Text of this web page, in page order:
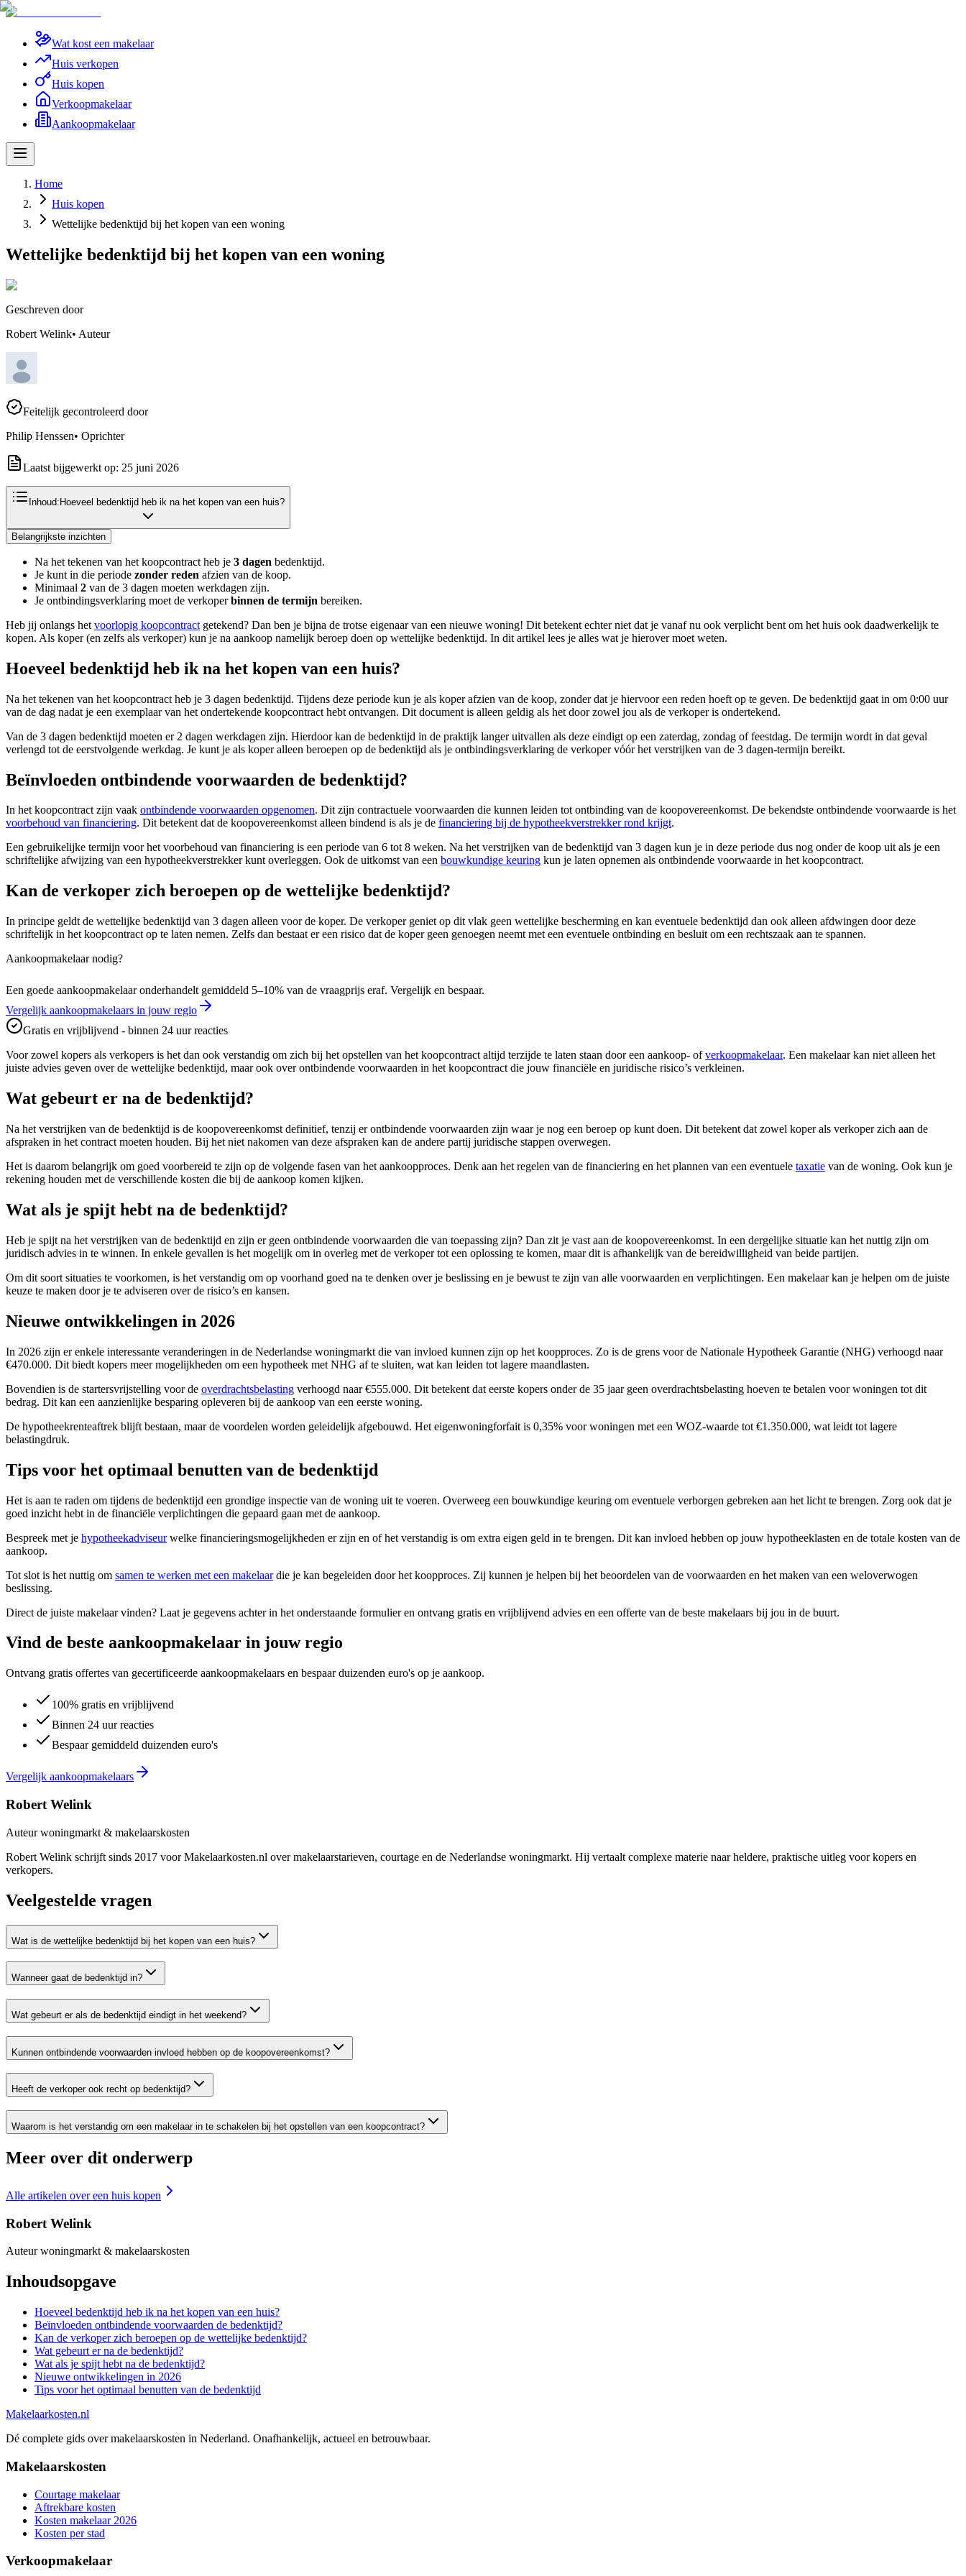
Wat kost een makelaar
Huis verkopen
Huis kopen
Verkoopmakelaar
Aankoopmakelaar
Home
Huis kopen
Wettelijke bedenktijd bij het kopen van een woning
Wettelijke bedenktijd bij het kopen van een woning
Geschreven door
Robert Welink• Auteur
Feitelijk gecontroleerd door
Philip Henssen• Oprichter
Laatst bijgewerkt op: 25 juni 2026
Inhoud: Hoeveel bedenktijd heb ik na het kopen van een huis?
Belangrijkste inzichten
Na het tekenen van het koopcontract heb je 3 dagen bedenktijd.
Je kunt in die periode zonder reden afzien van de koop.
Minimaal 2 van de 3 dagen moeten werkdagen zijn.
Je ontbindingsverklaring moet de verkoperbinnen de termijn bereiken.
Heb jij onlangs het voorlopig koopcontract getekend? Dan ben je bijna de trotse eigenaar van een nieuwe woning! Dit betekent echter niet dat je vanaf nu ook verplicht bent om het huis ook daadwerkelijk te
kopen. Als koper (en zelfs als verkoper) kun je na aankoop namelijk beroep doen op wettelijke bedenktijd. In dit artikel lees je alles wat je hierover moet weten.
Hoeveel bedenktijd heb ik na het kopen van een huis?
Na het tekenen van het koopcontract heb je 3 dagen bedenktijd. Tijdens deze periode kun je als koper afzien van de koop, zonder dat je hiervoor een reden hoeft op te geven. De bedenktijd gaat in om 0:00 uur
van de dag nadat je een exemplaar van het ondertekende koopcontract hebt ontvangen. Dit document is alleen geldig als het door zowel jou als de verkoper is ondertekend.
Van de 3 dagen bedenktijd moeten er 2 dagen werkdagen zijn. Hierdoor kan de bedenktijd in de praktijk langer uitvallen als deze eindigt op een zaterdag, zondag of feestdag. De termijn wordt in dat geval
verlengd tot de eerstvolgende werkdag. Je kunt je als koper alleen beroepen op de bedenktijd als je ontbindingsverklaring de verkoper vóór het verstrijken van de 3 dagen-termijn bereikt.
Beïnvloeden ontbindende voorwaarden de bedenktijd?
In het koopcontract zijn vaak ontbindende voorwaarden opgenomen. Dit zijn contractuele voorwaarden die kunnen leiden tot ontbinding van de koopovereenkomst. De bekendste ontbindende voorwaarde is het
voorbehoud van financiering. Dit betekent dat de koopovereenkomst alleen bindend is als je de financiering bij de hypotheekverstrekker rond krijgt.
Een gebruikelijke termijn voor het voorbehoud van financiering is een periode van 6 tot 8 weken. Na het verstrijken van de bedenktijd van 3 dagen kun je in deze periode dus nog onder de koop uit als je een
schriftelijke afwijzing van een hypotheekverstrekker kunt overleggen. Ook de uitkomst van een bouwkundige keuring kun je laten opnemen als ontbindende voorwaarde in het koopcontract.
Kan de verkoper zich beroepen op de wettelijke bedenktijd?
In principe geldt de wettelijke bedenktijd van 3 dagen alleen voor de koper. De verkoper geniet op dit vlak geen wettelijke bescherming en kan eventuele bedenktijd dan ook alleen afdwingen door deze
schriftelijk in het koopcontract op te laten nemen. Zelfs dan bestaat er een risico dat de koper geen genoegen neemt met een eventuele ontbinding en besluit om een rechtszaak aan te spannen.
Aankoopmakelaar nodig?
Een goede aankoopmakelaar onderhandelt gemiddeld 5–10% van de vraagprijs eraf. Vergelijk en bespaar.
Vergelijk aankoopmakelaars in jouw regio
Gratis en vrijblijvend - binnen 24 uur reacties
Voor zowel kopers als verkopers is het dan ook verstandig om zich bij het opstellen van het koopcontract altijd terzijde te laten staan door een aankoop- ofverkoopmakelaar. Een makelaar kan niet alleen het
juiste advies geven over de wettelijke bedenktijd, maar ook over ontbindende voorwaarden in het koopcontract die jouw financiële en juridische risico’s verkleinen.
Wat gebeurt er na de bedenktijd?
Na het verstrijken van de bedenktijd is de koopovereenkomst definitief, tenzij er ontbindende voorwaarden zijn waar je nog een beroep op kunt doen. Dit betekent dat zowel koper als verkoper zich aan de
afspraken in het contract moeten houden. Bij het niet nakomen van deze afspraken kan de andere partij juridische stappen overwegen.
Het is daarom belangrijk om goed voorbereid te zijn op de volgende fasen van het aankoopproces. Denk aan het regelen van de financiering en het plannen van een eventuele taxatie van de woning. Ook kun je
rekening houden met de verschillende kosten die bij de aankoop komen kijken.
Wat als je spijt hebt na de bedenktijd?
Heb je spijt na het verstrijken van de bedenktijd en zijn er geen ontbindende voorwaarden die van toepassing zijn? Dan zit je vast aan de koopovereenkomst. In een dergelijke situatie kan het nuttig zijn om
juridisch advies in te winnen. In enkele gevallen is het mogelijk om in overleg met de verkoper tot een oplossing te komen, maar dit is afhankelijk van de bereidwilligheid van beide partijen.
Om dit soort situaties te voorkomen, is het verstandig om op voorhand goed na te denken over je beslissing en je bewust te zijn van alle voorwaarden en verplichtingen. Een makelaar kan je helpen om de juiste
keuze te maken door je te adviseren over de risico’s en kansen.
Nieuwe ontwikkelingen in 2026
In 2026 zijn er enkele interessante veranderingen in de Nederlandse woningmarkt die van invloed kunnen zijn op het koopproces. Zo is de grens voor de Nationale Hypotheek Garantie (NHG) verhoogd naar
€470.000. Dit biedt kopers meer mogelijkheden om een hypotheek met NHG af te sluiten, wat kan leiden tot lagere maandlasten.
Bovendien is de startersvrijstelling voor de overdrachtsbelasting verhoogd naar €555.000. Dit betekent dat eerste kopers onder de 35 jaar geen overdrachtsbelasting hoeven te betalen voor woningen tot dit
bedrag. Dit kan een aanzienlijke besparing opleveren bij de aankoop van een eerste woning.
De hypotheekrenteaftrek blijft bestaan, maar de voordelen worden geleidelijk afgebouwd. Het eigenwoningforfait is 0,35% voor woningen met een WOZ-waarde tot €1.350.000, wat leidt tot lagere
belastingdruk.
Tips voor het optimaal benutten van de bedenktijd
Het is aan te raden om tijdens de bedenktijd een grondige inspectie van de woning uit te voeren. Overweeg een bouwkundige keuring om eventuele verborgen gebreken aan het licht te brengen. Zorg ook dat je
goed inzicht hebt in de financiële verplichtingen die gepaard gaan met de aankoop.
Bespreek met je hypotheekadviseurwelke financieringsmogelijkheden er zijn en of het verstandig is om extra eigen geld in te brengen. Dit kan invloed hebben op jouw hypotheeklasten en de totale kosten van de
aankoop.
Tot slot is het nuttig om samen te werken met een makelaardie je kan begeleiden door het koopproces. Zij kunnen je helpen bij het beoordelen van de voorwaarden en het maken van een weloverwogen
beslissing.
Direct de juiste makelaar vinden? Laat je gegevens achter in het onderstaande formulier en ontvang gratis en vrijblijvend advies en een offerte van de beste makelaars bij jou in de buurt.
Vind de beste aankoopmakelaar in jouw regio
Ontvang gratis offertes van gecertificeerde aankoopmakelaars en bespaar duizenden euro's op je aankoop.
100% gratis en vrijblijvend
Binnen 24 uur reacties
Bespaar gemiddeld duizenden euro's
Vergelijk aankoopmakelaars
Robert Welink
Auteur woningmarkt & makelaarskosten
Robert Welink schrijft sinds 2017 voor Makelaarkosten.nl over makelaarstarieven, courtage en de Nederlandse woningmarkt. Hij vertaalt complexe materie naar heldere, praktische uitleg voor kopers en
verkopers.
Veelgestelde vragen
Wat is de wettelijke bedenktijd bij het kopen van een huis?
Wanneer gaat de bedenktijd in?
Wat gebeurt er als de bedenktijd eindigt in het weekend?
Kunnen ontbindende voorwaarden invloed hebben op de koopovereenkomst?
Heeft de verkoper ook recht op bedenktijd?
Waarom is het verstandig om een makelaar in te schakelen bij het opstellen van een koopcontract?
Meer over dit onderwerp
Alle artikelen overeen huis kopen
Robert Welink
Auteur woningmarkt & makelaarskosten
Inhoudsopgave
Hoeveel bedenktijd heb ik na het kopen van een huis?
Beïnvloeden ontbindende voorwaarden de bedenktijd?
Kan de verkoper zich beroepen op de wettelijke bedenktijd?
Wat gebeurt er na de bedenktijd?
Wat als je spijt hebt na de bedenktijd?
Nieuwe ontwikkelingen in 2026
Tips voor het optimaal benutten van de bedenktijd
Makelaarkosten.nl
Dé complete gids over makelaarskosten in Nederland. Onafhankelijk, actueel en betrouwbaar.
Makelaarskosten
Courtage makelaar
Aftrekbare kosten
Kosten makelaar 2026
Kosten per stad
Verkoopmakelaar